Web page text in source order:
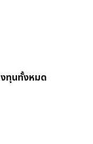
งทุนทั้งหมด